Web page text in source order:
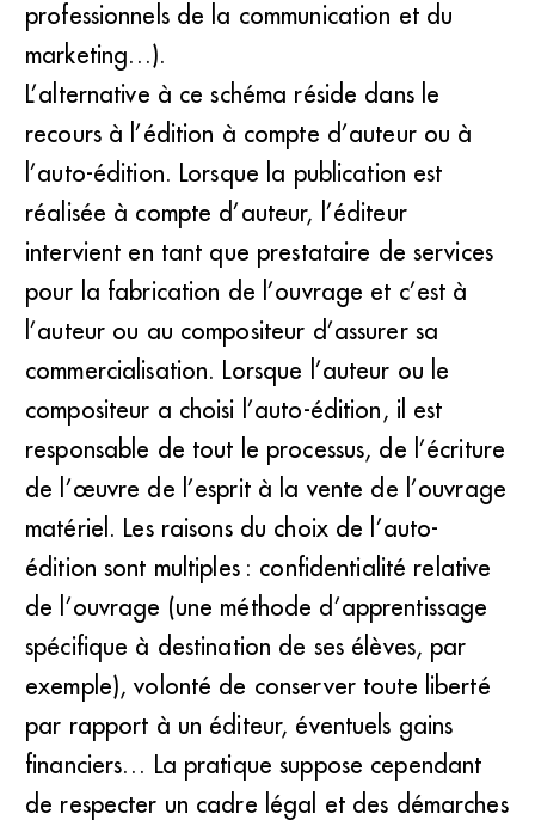
professionnels de la communication et du
marketing…).
L’alternative à ce schéma réside dans le
recours à l’édition à compte d’auteur ou à
l’auto-édition. Lorsque la publication est
réalisée à compte d’auteur, l’éditeur
intervient en tant que prestataire de services
pour la fabrication de l’ouvrage et c’est à
l’auteur ou au compositeur d’assurer sa
commercialisation. Lorsque l’auteur ou le
compositeur a choisi l’auto-édition, il est
responsable de tout le processus, de l’écriture
de l’œuvre de l’esprit à la vente de l’ouvrage
matériel. Les raisons du choix de l’auto-
édition sont multiples : confidentialité relative
de l’ouvrage (une méthode d’apprentissage
spécifique à destination de ses élèves, par
exemple), volonté de conserver toute liberté
par rapport à un éditeur, éventuels gains
financiers… La pratique suppose cependant
de respecter un cadre légal et des démarches